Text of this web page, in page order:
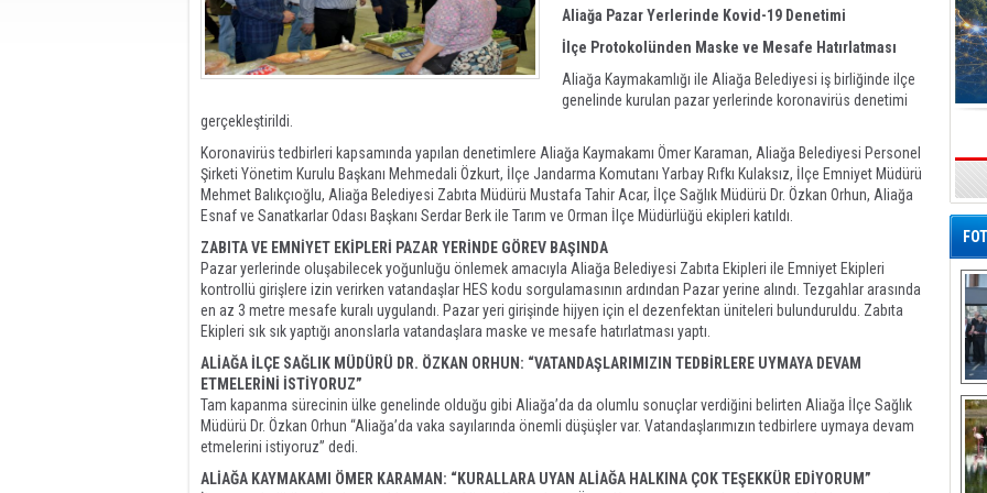
Aliağa Pazar Yerlerinde Kovid-19 Denetimi
İlçe Protokolünden Maske ve Mesafe Hatırlatması
Aliağa Kaymakamlığı ile Aliağa Belediyesi iş birliğinde ilçe
genelinde kurulan pazar yerlerinde koronavirüs denetimi
gerçekleştirildi.
Koronavirüs tedbirleri kapsamında yapılan denetimlere Aliağa Kaymakamı Ömer Karaman, Aliağa Belediyesi Personel
Şirketi Yönetim Kurulu Başkanı Mehmedali Özkurt, İlçe Jandarma Komutanı Yarbay Rıfkı Kulaksız, İlçe Emniyet Müdürü
Mehmet Balıkçıoğlu, Aliağa Belediyesi Zabıta Müdürü Mustafa Tahir Acar, İlçe Sağlık Müdürü Dr. Özkan Orhun, Aliağa
Esnaf ve Sanatkarlar Odası Başkanı Serdar Berk ile Tarım ve Orman İlçe Müdürlüğü ekipleri katıldı.
ZABITA VE EMNİYET EKİPLERİ PAZAR YERİNDE GÖREV BAŞINDA
Pazar yerlerinde oluşabilecek yoğunluğu önlemek amacıyla Aliağa Belediyesi Zabıta Ekipleri ile Emniyet Ekipleri
kontrollü girişlere izin verirken vatandaşlar HES kodu sorgulamasının ardından Pazar yerine alındı. Tezgahlar arasında
en az 3 metre mesafe kuralı uygulandı. Pazar yeri girişinde hijyen için el dezenfektan üniteleri bulunduruldu. Zabıta
Ekipleri sık sık yaptığı anonslarla vatandaşlara maske ve mesafe hatırlatması yaptı.
ALİAĞA İLÇE SAĞLIK MÜDÜRÜ DR. ÖZKAN ORHUN: “VATANDAŞLARIMIZIN TEDBİRLERE UYMAYA DEVAM
ETMELERİNİ İSTİYORUZ”
Tam kapanma sürecinin ülke genelinde olduğu gibi Aliağa’da da olumlu sonuçlar verdiğini belirten Aliağa İlçe Sağlık
Müdürü Dr. Özkan Orhun “Aliağa’da vaka sayılarında önemli düşüşler var. Vatandaşlarımızın tedbirlere uymaya devam
etmelerini istiyoruz” dedi.
ALİAĞA KAYMAKAMI ÖMER KARAMAN: “KURALLARA UYAN ALİAĞA HALKINA ÇOK TEŞEKKÜR EDİYORUM”